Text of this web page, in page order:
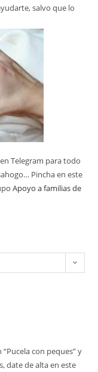
salvo que lo
Telegram para todo
Pincha en este
Apoyo a familias de
con peques” y
date de alta en este